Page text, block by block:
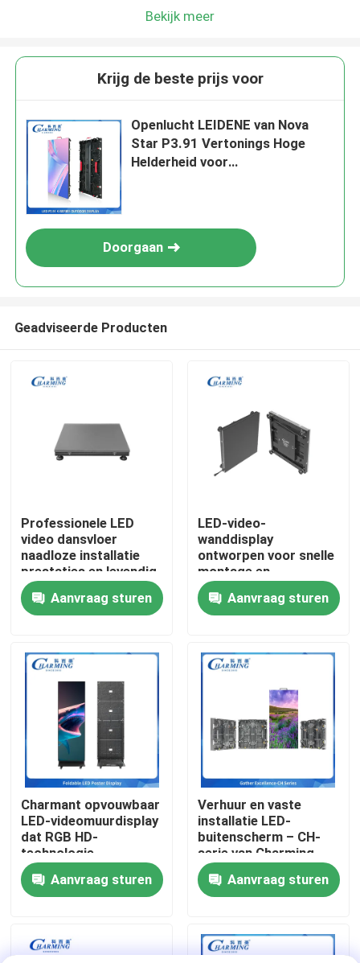
Producten
VR-show
Over ons
Fabrieksreis
Kwaliteitscontrole
Contacteer ons
nieuws
LED-videomuurweergave
Bekijk meer
Krijg de beste prijs voor
Openlucht LEIDENE van Nova
Star P3.91 Vertonings Hoge
Helderheid voor
Doorgaan
Geadviseerde Producten
Professionele LED
video dansvloer
naadloze installatie
prestaties en levendig
beeld voor
commerciële
toepassingen
Aanvraag sturen
LED-video-
wanddisplay
ontworpen voor snelle
montage en
demontage waardoor
een flexibele inzet op
beurzen mogelijk is
Aanvraag sturen
Charmant opvouwbaar
LED-videomuurdisplay
dat RGB HD-
technologie
combineert met
flexibele structuur,
energiebesparing en
perfect voor
Aanvraag sturen
Verhuur en vaste
installatie LED-
buitenscherm – CH-
serie van Charming
p3.91 IP65
Aanvraag sturen